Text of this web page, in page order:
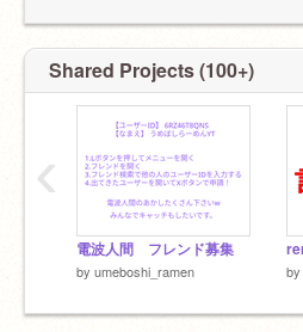
1000位以内に達成!!!!
Shared Projects (100+)
電波人間 フレンド募集
by umeboshi_ramen by
‹